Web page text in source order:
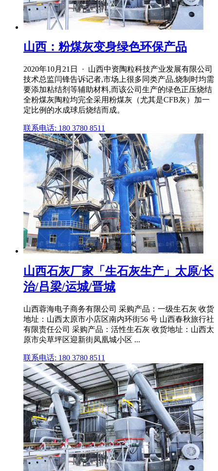
山西：粉煤灰变身绿色环保产品
2020年10月21日 · 山西中资陶粒科技产业发展有限公司
技术总监闫锋告诉记者,市场上很多同类产品,烧制时均需
要添加粘结剂等辅助材料,而该公司生产的绿色正压烧结
全粉煤灰陶粒均完全采用粉煤灰（尤其是CFB灰）加一
定比例的水成球后烧结而成。
联系电话: 180 3780 8511
山西石灰厂家「生石灰生产」太原/长
治/吕梁/运城/晋城
山西蓉海电子商务有限公司 采购产品：一级生石灰 收货
地址：山西太原市小店区南内环街56 号 山西春秋旅行社
有限责任公司 采购产品：活性生石灰 收货地址：山西太
原市尖草坪区迎新街凤凰城小区 ...
联系电话: 180 3780 8511